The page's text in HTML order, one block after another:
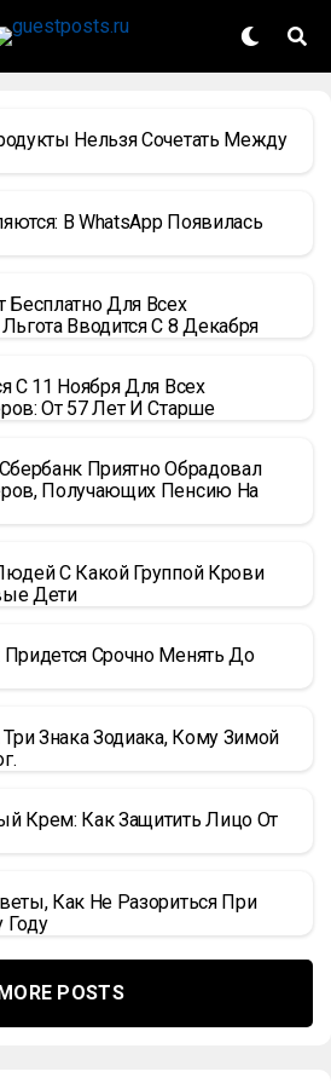
Нельзя Сочетать Между
В WhatsApp Появилась
Бесплатно Для Всех
Вводится С 8 Декабря
С 11 Ноября Для Всех
От 57 Лет И Старше
Приятно Обрадовал
Получающих Пенсию На
С Какой Группой Крови
Дети
Срочно Менять До
Знака Зодиака, Кому Зимой
Крем: Как Защитить Лицо От
Как Не Разориться При
Году
POSTS